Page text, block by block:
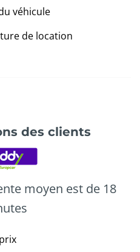
véhicule
de location
des clients
moyen est de 18